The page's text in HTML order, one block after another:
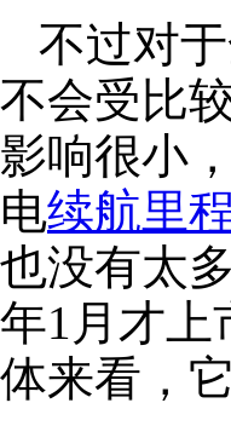
不过对
不会受比
影响很小
电续航里程
也没有太
年1月才上
体来看，